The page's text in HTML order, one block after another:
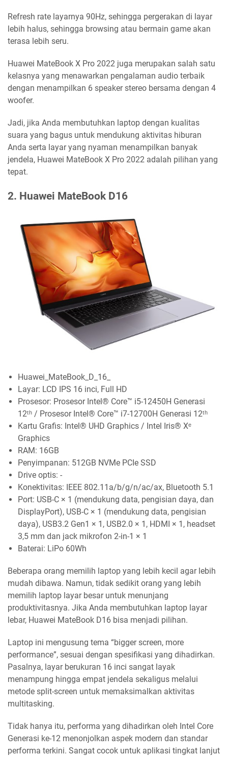
Refresh rate layarnya 90Hz, sehingga pergerakan di layar
lebih halus, sehingga browsing atau bermain game akan
terasa lebih seru.
Huawei MateBook X Pro 2022 juga merupakan salah satu
kelasnya yang menawarkan pengalaman audio terbaik
dengan menampilkan 6 speaker stereo bersama dengan 4
woofer.
Jadi, jika Anda membutuhkan laptop dengan kualitas
suara yang bagus untuk mendukung aktivitas hiburan
Anda serta layar yang nyaman menampilkan banyak
jendela, Huawei MateBook X Pro 2022 adalah pilihan yang
tepat.
2. Huawei MateBook D16
Huawei_MateBook_D_16_
Layar: LCD IPS 16 inci, Full HD
Prosesor: Prosesor Intel® Core™ i5-12450H Generasi
12ᵗʰ / Prosesor Intel® Core™ i7-12700H Generasi 12ᵗʰ
Kartu Grafis: Intel® UHD Graphics / Intel Iris® Xᵉ
Graphics
RAM: 16GB
Penyimpanan: 512GB NVMe PCIe SSD
Drive optis: -
Konektivitas: IEEE 802.11a/b/g/n/ac/ax, Bluetooth 5.1
Port: USB-C × 1 (mendukung data, pengisian daya, dan
DisplayPort), USB-C × 1 (mendukung data, pengisian
daya), USB3.2 Gen1 × 1, USB2.0 × 1, HDMI × 1, headset
3,5 mm dan jack mikrofon 2-in-1 × 1
Baterai: LiPo 60Wh
Beberapa orang memilih laptop yang lebih kecil agar lebih
mudah dibawa. Namun, tidak sedikit orang yang lebih
memilih laptop layar besar untuk menunjang
produktivitasnya. Jika Anda membutuhkan laptop layar
lebar, Huawei MateBook D16 bisa menjadi pilihan.
Laptop ini mengusung tema “bigger screen, more
performance”, sesuai dengan spesifikasi yang dihadirkan.
Pasalnya, layar berukuran 16 inci sangat layak
menampung hingga empat jendela sekaligus melalui
metode split-screen untuk memaksimalkan aktivitas
multitasking.
Tidak hanya itu, performa yang dihadirkan oleh Intel Core
Generasi ke-12 menonjolkan aspek modern dan standar
performa terkini. Sangat cocok untuk aplikasi tingkat lanjut